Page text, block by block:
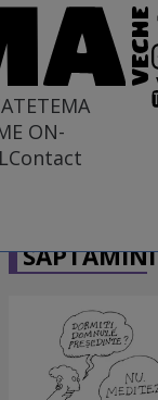
TEMA
ON-
Contact